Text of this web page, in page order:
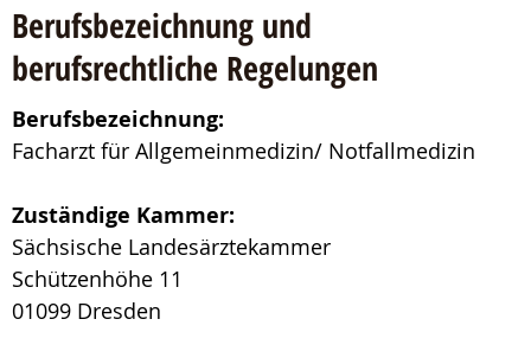
Berufsbezeichnung und
berufsrechtliche Regelungen
Berufsbezeichnung:
Facharzt für Allgemeinmedizin/ Notfallmedizin
Zuständige Kammer:
Sächsische Landesärztekammer
Schützenhöhe 11
01099 Dresden